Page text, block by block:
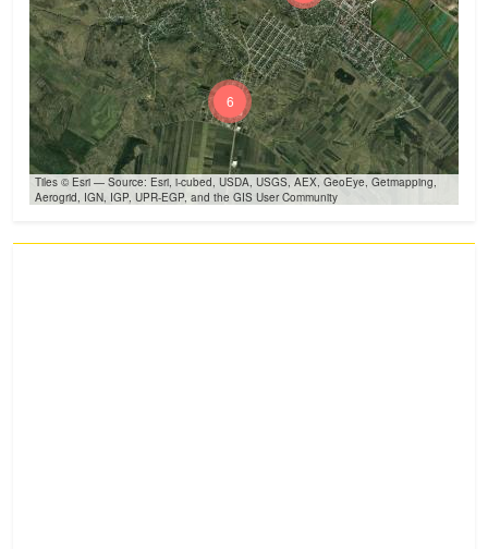
6
Tiles © Esri — Source: Esri, i-cubed, USDA, USGS, AEX, GeoEye, Getmapping,
Aerogrid, IGN, IGP, UPR-EGP, and the GIS User Community